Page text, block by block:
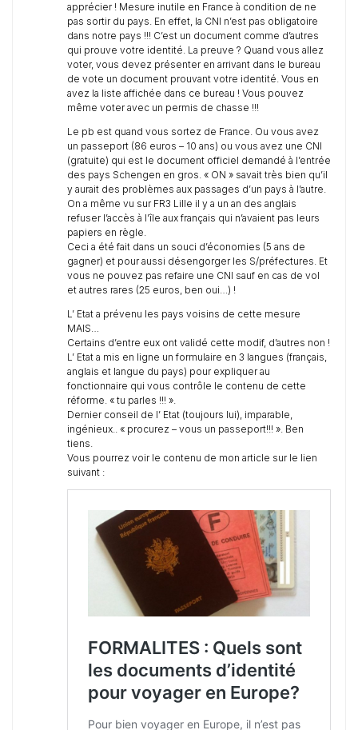
apprécier ! Mesure inutile en France à condition de ne
pas sortir du pays. En effet, la CNI n’est pas obligatoire
dans notre pays !!! C’est un document comme d’autres
qui prouve votre identité. La preuve ? Quand vous allez
voter, vous devez présenter en arrivant dans le bureau
de vote un document prouvant votre identité. Vous en
avez la liste affichée dans ce bureau ! Vous pouvez
même voter avec un permis de chasse !!!
Le pb est quand vous sortez de France. Ou vous avez
un passeport (86 euros – 10 ans) ou vous avez une CNI
(gratuite) qui est le document officiel demandé à l’entrée
des pays Schengen en gros. « ON » savait très bien qu’il
y aurait des problèmes aux passages d’un pays à l’autre.
On a même vu sur FR3 Lille il y a un an des anglais
refuser l’accès à l’île aux français qui n’avaient pas leurs
papiers en règle.
Ceci a été fait dans un souci d’économies (5 ans de
gagner) et pour aussi désengorger les S/préfectures. Et
vous ne pouvez pas refaire une CNI sauf en cas de vol
et autres rares (25 euros, ben oui…) !
L’ Etat a prévenu les pays voisins de cette mesure
MAIS…
Certains d’entre eux ont validé cette modif, d’autres non !
L’ Etat a mis en ligne un formulaire en 3 langues (français,
anglais et langue du pays) pour expliquer au
fonctionnaire qui vous contrôle le contenu de cette
réforme. « tu parles !!! ».
Dernier conseil de l’ Etat (toujours lui), imparable,
ingénieux.. « procurez – vous un passeport!!! ». Ben
tiens.
Vous pourrez voir le contenu de mon article sur le lien
suivant :